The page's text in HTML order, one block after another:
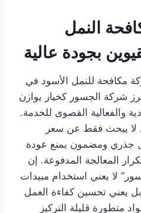
النمل
بجودة عالية
مكافحة للنمل الأسود في
شركة الجسور كخيار يوازن
والفعالية القصوى للخدمة.
لا يبحث فقط عن سعر
ومضمون يمنع عودة
المعالجة المدفوعة. إن
لا يعني استخدام مبيدات
يعني تحسين كفاءة العمل
متطورة قليلة التركيز